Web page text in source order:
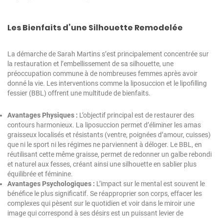
Les Bienfaits d’une Silhouette Remodelée
La démarche de Sarah Martins s’est principalement concentrée sur
la restauration et l’embellissement de sa silhouette, une
préoccupation commune à de nombreuses femmes après avoir
donné la vie. Les interventions comme la liposuccion et le lipofilling
fessier (BBL) offrent une multitude de bienfaits.
Avantages Physiques : L’objectif principal est de restaurer des
contours harmonieux. La liposuccion permet d’éliminer les amas
graisseux localisés et résistants (ventre, poignées d’amour, cuisses)
que ni le sport ni les régimes ne parviennent à déloger. Le BBL, en
réutilisant cette même graisse, permet de redonner un galbe rebondi
et naturel aux fesses, créant ainsi une silhouette en sablier plus
équilibrée et féminine.
Avantages Psychologiques : L’impact sur le mental est souvent le
bénéfice le plus significatif. Se réapproprier son corps, effacer les
complexes qui pèsent sur le quotidien et voir dans le miroir une
image qui correspond à ses désirs est un puissant levier de